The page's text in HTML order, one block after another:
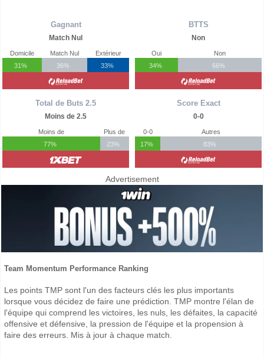
Gagnant
Match Nul
Domicile
31%
Match Nul
36%
Extérieur
33%
Total de Buts 2.5
Moins de 2.5
Moins de
77%
Plus de
23%
BTTS
Non
Oui
34%
Non
66%
Score Exact
0-0
0-0
17%
Autres
83%
Advertisement
Team Momentum Performance Ranking
Les points TMP sont l'un des facteurs clés les plus importants
lorsque vous décidez de faire une prédiction. TMP montre l'élan de
l'équipe qui comprend les victoires, les nuls, les défaites, la capacité
offensive et défensive, la pression de l'équipe et la propension à
faire des erreurs. Mis à jour à chaque match.